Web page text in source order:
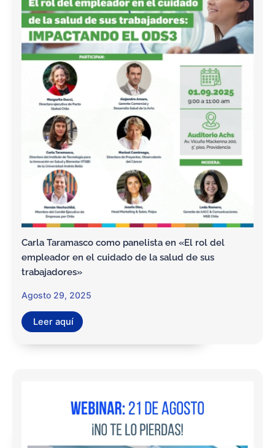
Carla Taramasco como panelista en «El rol del
empleador en el cuidado de la salud de sus
trabajadores»
Agosto 29, 2025
Leer aquí